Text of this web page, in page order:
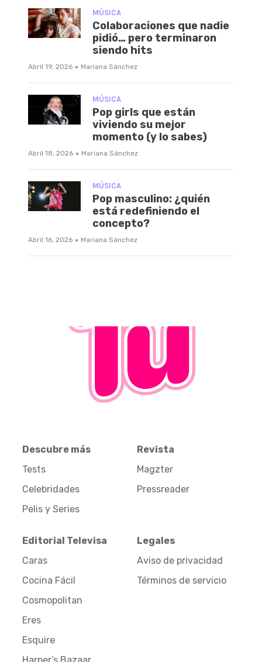
MÚSICA
Colaboraciones que nadie
pidió… pero terminaron
siendo hits
Abril 19, 2026 · Mariana Sánchez
MÚSICA
Pop girls que están
viviendo su mejor
momento (y lo sabes)
Abril 18, 2026 · Mariana Sánchez
MÚSICA
Pop masculino: ¿quién
está redefiniendo el
concepto?
Abril 16, 2026 · Mariana Sánchez
Descubre más
Tests
Celebridades
Pelis y Series
Revista
Magzter
Pressreader
Editorial Televisa
Caras
Cocina Fácil
Cosmopolitan
Eres
Esquire
Harper’s Bazaar
Legales
Aviso de privacidad
Términos de servicio